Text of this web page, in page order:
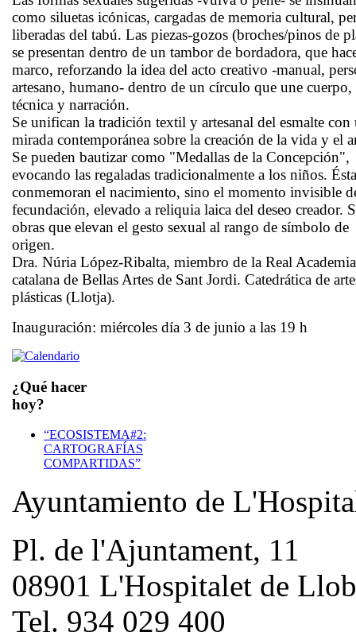
como siluetas icónicas, cargadas de memoria cultural,
liberadas del tabú. Las piezas-gozos (broches/pinos de
se presentan dentro de un tambor de bordadora, que
marco, reforzando la idea del acto creativo -manual,
artesano, humano- dentro de un círculo que une cuerpo,
técnica y narración.
Se unifican la tradición textil y artesanal del esmalte con
mirada contemporánea sobre la creación de la vida y el
Se pueden bautizar como "Medallas de la Concepción",
evocando las regaladas tradicionalmente a los niños.
conmemoran el nacimiento, sino el momento invisible
fecundación, elevado a reliquia laica del deseo creador.
obras que elevan el gesto sexual al rango de símbolo de
origen.
Dra. Núria López-Ribalta, miembro de la Real Academia
catalana de Bellas Artes de Sant Jordi. Catedrática de
plásticas (Llotja).
Inauguración: miércoles día 3 de junio a las 19 h
¿Qué hacer
hoy?
“ECOSISTEMA#2:
CARTOGRAFÍAS
COMPARTIDAS”
Ayuntamiento de
Pl. de l'Ajuntament, 11
08901 L'Hospitalet de
Tel. 934 029 400